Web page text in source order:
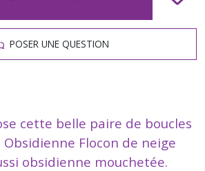
POSER UNE QUESTION
cette belle paire de boucles
Flocon de neige
obsidienne mouchetée.